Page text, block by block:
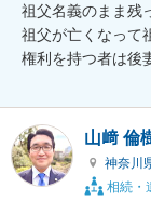
祖父名義のまま残
祖父が亡くなって
山﨑 倫
神奈川
相続・